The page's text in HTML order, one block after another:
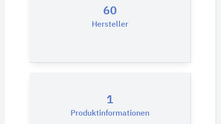
60
Hersteller
1
Produktinformationen